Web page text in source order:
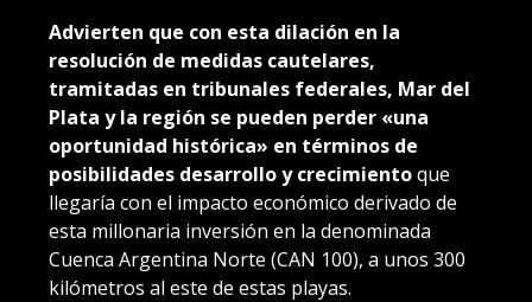
Advierten que con esta dilación en la
resolución de medidas cautelares,
tramitadas en tribunales federales, Mar del
Plata y la región se pueden perder «una
oportunidad histórica» en términos de
posibilidades desarrollo y crecimientoque
llegaría con el impacto económico derivado de
esta millonaria inversión en la denominada
Cuenca Argentina Norte (CAN 100), a unos 300
kilómetros al este de estas playas.